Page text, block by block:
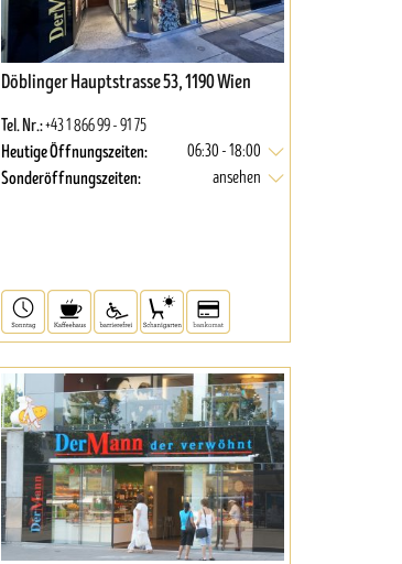
Döblinger Hauptstrasse 53, 1190 Wien
Tel. Nr.:+43 1 866 99 - 91 75
Heutige Öffnungszeiten: 06:30 - 18:00
Sonderöffnungszeiten: ansehen